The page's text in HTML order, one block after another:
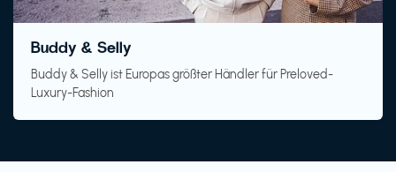
Buddy & Selly
Buddy & Selly ist Europas größter Händler für Preloved-
Luxury-Fashion